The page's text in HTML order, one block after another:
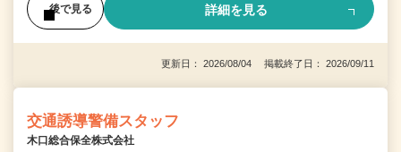
後で見る 詳細を見る
更新日： 2026/08/04 掲載終了日： 2026/09/11
交通誘導警備スタッフ
木口総合保全株式会社